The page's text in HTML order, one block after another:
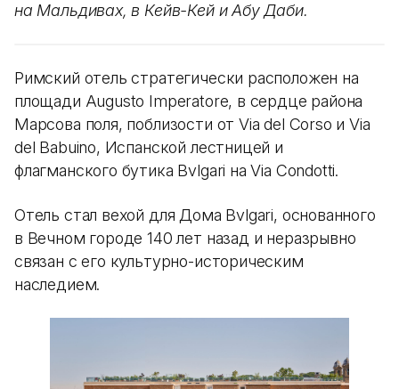
на Мальдивах, в Кейв-Кей и Абу Даби.
Римский отель стратегически расположен на
площади Augusto Imperatore, в сердце района
Марсова поля, поблизости от Via del Corso и Via
del Babuino, Испанской лестницей и
флагманского бутика Bvlgari на Via Condotti.
Отель стал вехой для Дома Bvlgari, основанного
в Вечном городе 140 лет назад и неразрывно
связан с его культурно-историческим
наследием.